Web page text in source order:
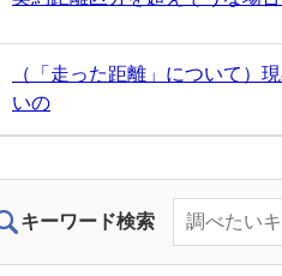
（「走った距離」について）
いの
キーワード検索